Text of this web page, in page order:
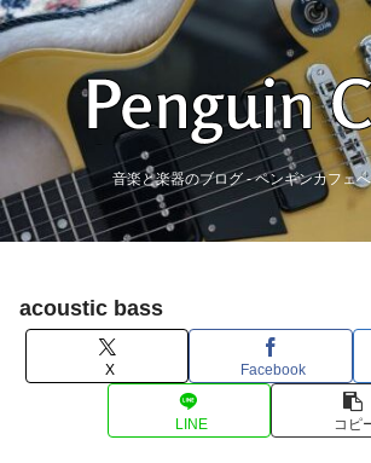
音楽と楽器のブログ - ペンギンカフェ
acoustic bass
X Facebook
LINE コピ